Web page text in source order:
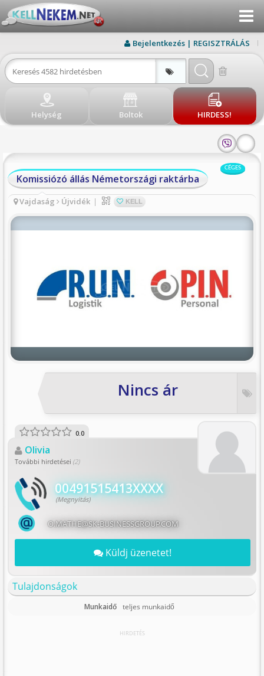
Menu
BEJELENTKEZÉS
REGISZTRÁLÁS
BLOG
BOLTOK
Bejelentkezés | REGISZTRÁLÁS
Helység Boltok HIRDESS!
Komissiózó állás Németországi raktárba
CÉGES
Vajdaság Újvidék | KELL
Nincs ár
0.0
Olivia
További hirdetései (2)
00491515413XXXX
(Megnyitás)
O.MATHE@SK-BUSINESSGROUP.COM
Küldj üzenetet!
Tulajdonságok
Munkaidő teljes munkaidő
HIRDETÉS